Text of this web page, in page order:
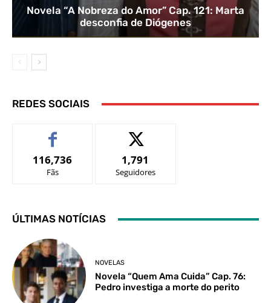
Novela “A Nobreza do Amor” Cap. 121: Marta
desconfia de Diógenes
REDES SOCIAIS
116,736
Fãs
1,791
Seguidores
ÚLTIMAS NOTÍCIAS
NOVELAS
Novela “Quem Ama Cuida” Cap. 76:
Pedro investiga a morte do perito